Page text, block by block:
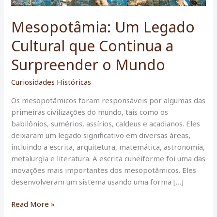
Mesopotâmia: Um Legado
Cultural que Continua a
Surpreender o Mundo
Curiosidades Históricas
Os mesopotâmicos foram responsáveis por algumas das
primeiras civilizações do mundo, tais como os
babilônios, sumérios, assírios, caldeus e acadianos. Eles
deixaram um legado significativo em diversas áreas,
incluindo a escrita, arquitetura, matemática, astronomia,
metalurgia e literatura. A escrita cuneiforme foi uma das
inovações mais importantes dos mesopotâmicos. Eles
desenvolveram um sistema usando uma forma […]
Mesopotâmia:
Read More »